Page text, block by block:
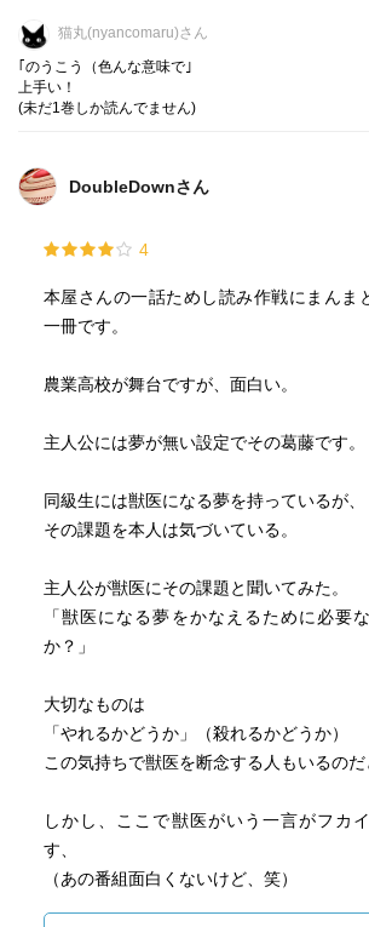
猫丸(nyancomaru)さん
｢のうこう（色んな意味で｣
上手い！
(未だ1巻しか読んでません)
DoubleDownさん
4
本屋さんの一話ためし読み作戦にまんま
一冊です。
農業高校が舞台ですが、面白い。
主人公には夢が無い設定でその葛藤です。
同級生には獣医になる夢を持っているが、
その課題を本人は気づいている。
主人公が獣医にその課題と聞いてみた。
「獣医になる夢をかなえるために必要
か？」
大切なものは
「やれるかどうか」（殺れるかどうか）
この気持ちで獣医を断念する人もいるのだ
しかし、ここで獣医がいう一言がフカ
す、
（あの番組面白くないけど、笑）